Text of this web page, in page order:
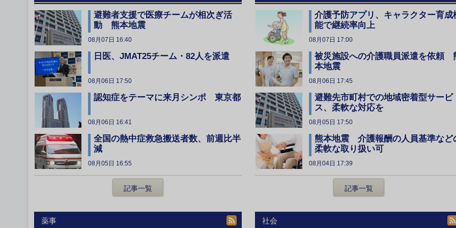
避難者支援で医療チームが相次ぎ活
動 熊本地震
08月07日 16:40
日医、JMAT25チーム・82人を派遣
08月06日 17:50
認知症をテーマに来月シンポ 東京都
08月06日 16:41
全国の熱中症救急搬送者数、前週比半
減
08月05日 16:55
記事一覧
介護予防アプリ、キャラクター育成
能で継続率向上
08月07日 17:00
被災施設への介護職員派遣を依頼
本地震
08月06日 17:45
避難先市町村での地域密着型サービ
ス、柔軟な対応を
08月05日 17:50
熊本地震 介護報酬の人員基準など
柔軟な取り扱い可
08月04日 17:39
記事一覧
薬事 社会